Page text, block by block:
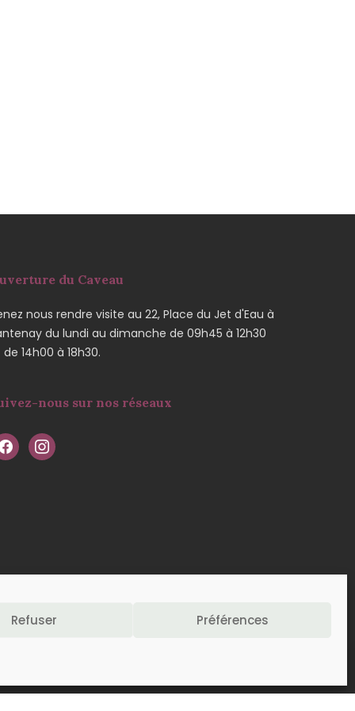
Refuser Préférences
du Caveau
nous rendre visite au 22, Place du Jet d'Eau à
du lundi au dimanche de 09h45 à 12h30
14h00 à 18h30.
nous sur nos réseaux